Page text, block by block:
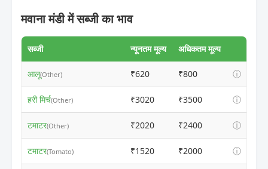
मवाना मंडी में सब्जी का भाव
सब्जी न्यूनतम मूल्य अधिकतम मूल्य
आलू(Other) ₹620 ₹800 ⓘ
हरी मिर्च(Other) ₹3020 ₹3500 ⓘ
टमाटर(Other) ₹2020 ₹2400 ⓘ
टमाटर(Tomato) ₹1520 ₹2000 ⓘ